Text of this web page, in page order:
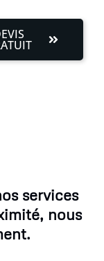
services
nous